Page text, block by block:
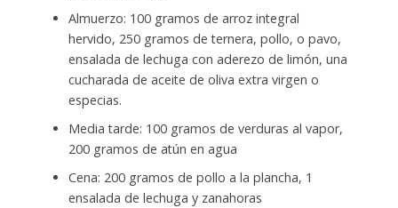
Almuerzo: 100 gramos de arroz integral
hervido, 250 gramos de ternera, pollo, o pavo,
ensalada de lechuga con aderezo de limón, una
cucharada de aceite de oliva extra virgen o
especias.
Media tarde: 100 gramos de verduras al vapor,
200 gramos de atún en agua
Cena: 200 gramos de pollo a la plancha, 1
ensalada de lechuga y zanahoras